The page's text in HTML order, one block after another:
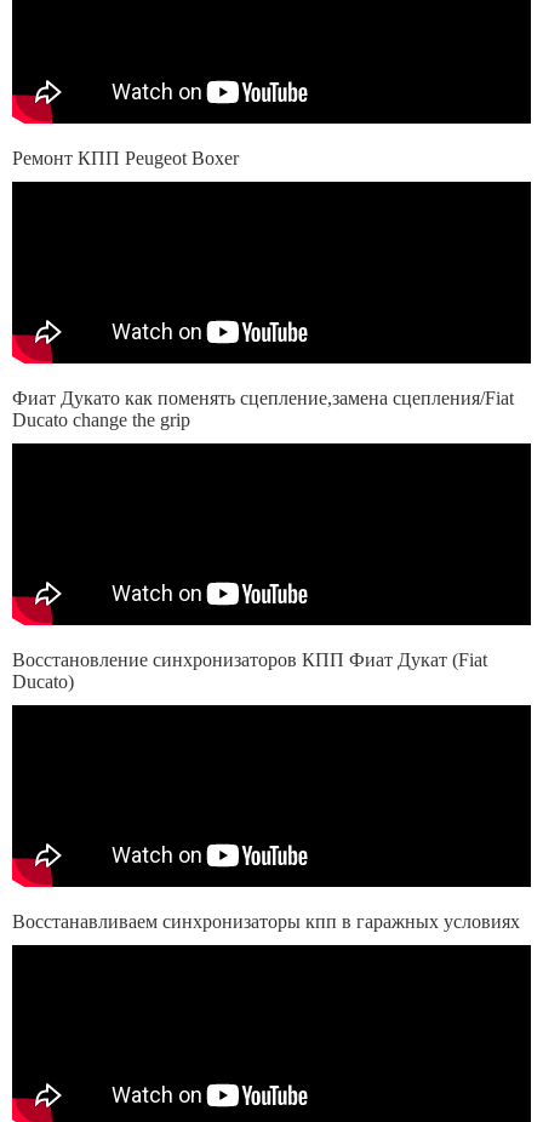
Ремонт КПП Peugeot Boxer
Фиат Дукато как поменять сцепление,замена сцепления/Fiat
Ducato change the grip
Восстановление синхронизаторов КПП Фиат Дукат (Fiat
Ducato)
Восстанавливаем синхронизаторы кпп в гаражных условиях